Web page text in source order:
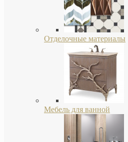
Отделочные материалы
Мебель для ванной